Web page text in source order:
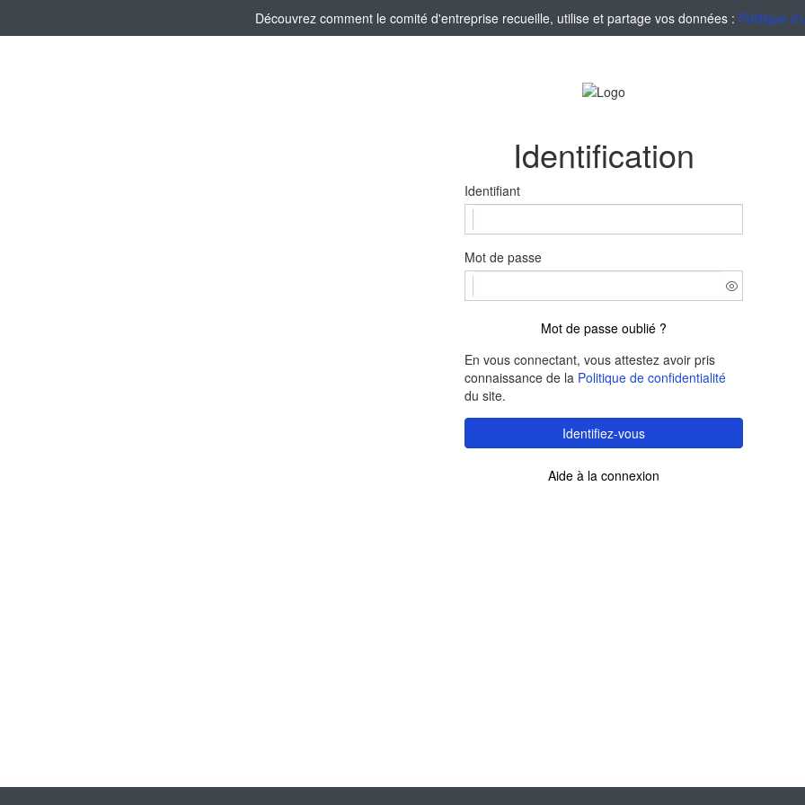
Découvrez comment le comité d'entreprise recueille, utilise et partage vos données : Politique
Identification
Identifiant
Mot de passe
Mot de passe oublié ?
En vous connectant, vous attestez avoir pris
connaissance de la Politique de confidentialité
du site.
Identifiez-vous
Aide à la connexion